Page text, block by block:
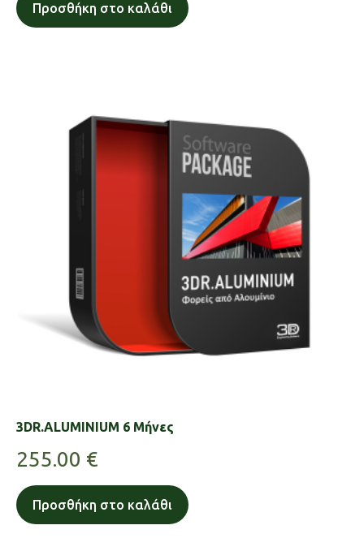
Προσθήκη στο καλάθι
3DR.ALUMINIUM 6 Μήνες
255.00 €
Προσθήκη στο καλάθι